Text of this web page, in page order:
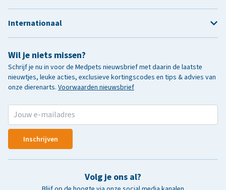
Wil je niets missen?
Schrijf je nu in voor de Medpets nieuwsbrief met daarin de laatste
nieuwtjes, leuke acties, exclusieve kortingscodes en tips & advies van
onze dierenarts. Voorwaarden nieuwsbrief
Inschrijven
Volg je ons al?
Internationaal